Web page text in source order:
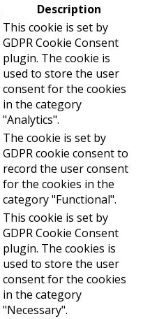
Description
This cookie is set by
GDPR Cookie Consent
plugin. The cookie is
used to store the user
consent for the cookies
in the category
"Analytics".
The cookie is set by
GDPR cookie consent to
record the user consent
for the cookies in the
category "Functional".
This cookie is set by
GDPR Cookie Consent
plugin. The cookies is
used to store the user
consent for the cookies
in the category
"Necessary".